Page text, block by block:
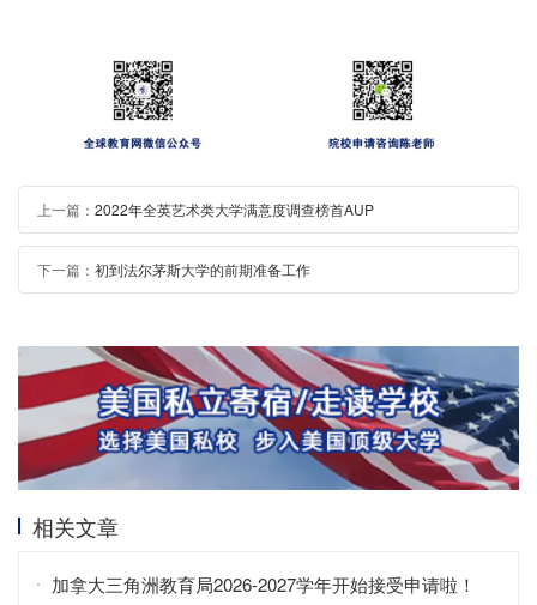
上一篇： 2022年全英艺术类大学满意度调查榜首AUP
下一篇： 初到法尔茅斯大学的前期准备工作
相关文章
加拿大三角洲教育局2026-2027学年开始接受申请啦！